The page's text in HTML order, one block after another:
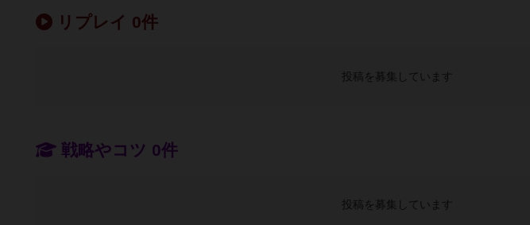
リプレイ 0件
投稿を募集しています
戦略やコツ 0件
投稿を募集しています